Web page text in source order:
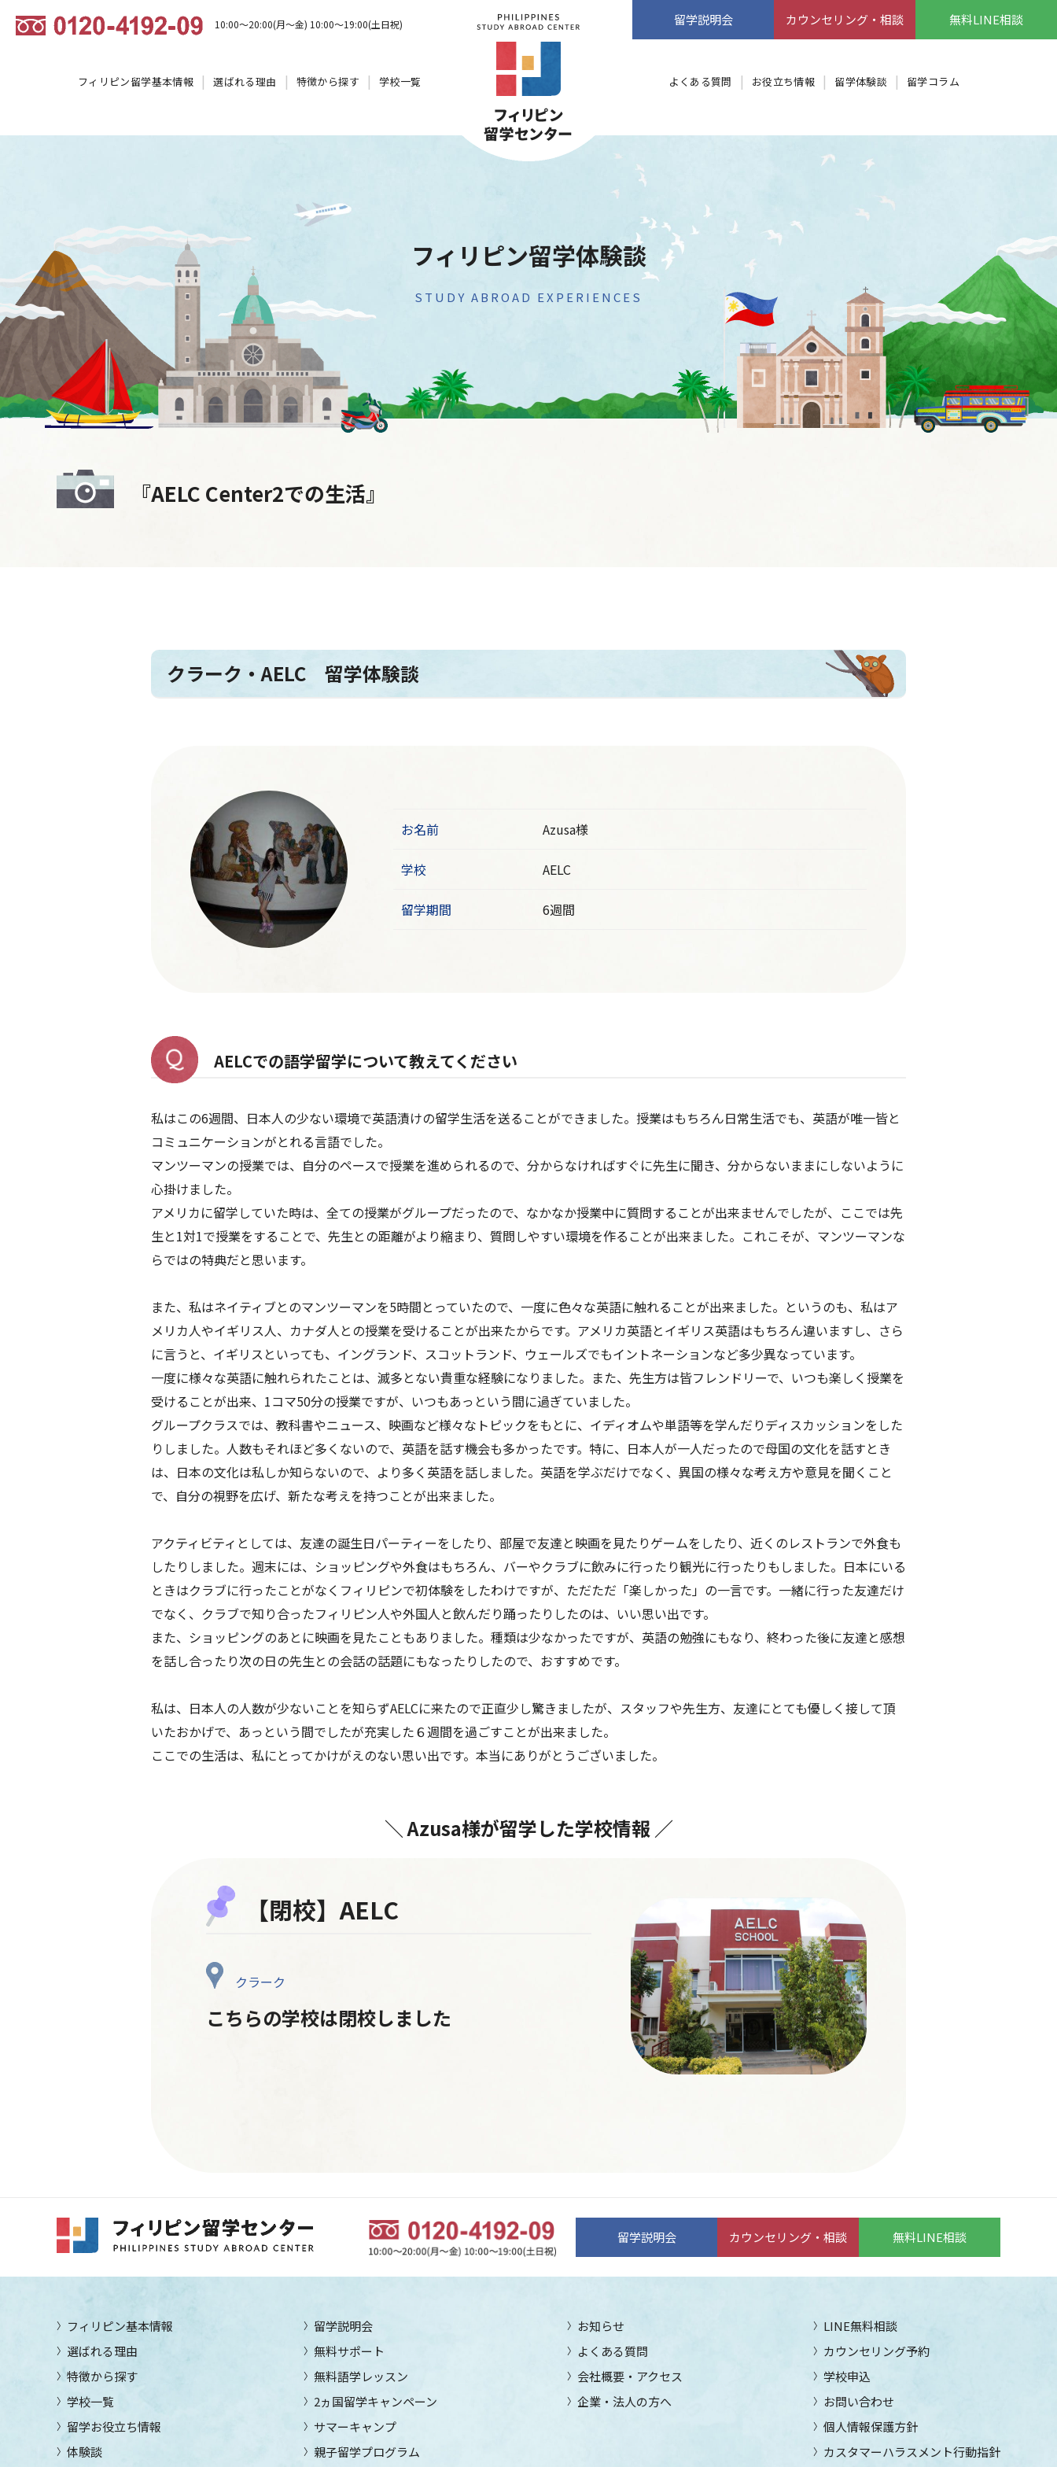
10:00～20:00(月～金) 10:00～19:00(土日祝) 留学説明会 カウンセリング・相談 無料LINE相談
フィリピン留学基本情報 選ばれる理由 特徴から探す 学校一覧 よくある質問 お役立ち情報 留学体験談 留学コラム
フィリピン留学体験談
STUDY ABROAD EXPERIENCES
『AELC Center2での生活』
クラーク・AELC 留学体験談
お名前 Azusa様
学校 AELC
留学期間 6週間
AELCでの語学留学について教えてください
私はこの6週間、日本人の少ない環境で英語漬けの留学生活を送ることができました。授業はもちろん日常生活でも、英語が唯一皆と
コミュニケーションがとれる言語でした。
マンツーマンの授業では、自分のペースで授業を進められるので、分からなければすぐに先生に聞き、分からないままにしないように
心掛けました。
アメリカに留学していた時は、全ての授業がグループだったので、なかなか授業中に質問することが出来ませんでしたが、ここでは先
生と1対1で授業をすることで、先生との距離がより縮まり、質問しやすい環境を作ることが出来ました。これこそが、マンツーマンな
らではの特典だと思います。
また、私はネイティブとのマンツーマンを5時間とっていたので、一度に色々な英語に触れることが出来ました。というのも、私はア
メリカ人やイギリス人、カナダ人との授業を受けることが出来たからです。アメリカ英語とイギリス英語はもちろん違いますし、さら
に言うと、イギリスといっても、イングランド、スコットランド、ウェールズでもイントネーションなど多少異なっています。
一度に様々な英語に触れられたことは、滅多とない貴重な経験になりました。また、先生方は皆フレンドリーで、いつも楽しく授業を
受けることが出来、1コマ50分の授業ですが、いつもあっという間に過ぎていました。
グループクラスでは、教科書やニュース、映画など様々なトピックをもとに、イディオムや単語等を学んだりディスカッションをした
りしました。人数もそれほど多くないので、英語を話す機会も多かったです。特に、日本人が一人だったので母国の文化を話すとき
は、日本の文化は私しか知らないので、より多く英語を話しました。英語を学ぶだけでなく、異国の様々な考え方や意見を聞くこと
で、自分の視野を広げ、新たな考えを持つことが出来ました。
アクティビティとしては、友達の誕生日パーティーをしたり、部屋で友達と映画を見たりゲームをしたり、近くのレストランで外食も
したりしました。週末には、ショッピングや外食はもちろん、バーやクラブに飲みに行ったり観光に行ったりもしました。日本にいる
ときはクラブに行ったことがなくフィリピンで初体験をしたわけですが、ただただ「楽しかった」の一言です。一緒に行った友達だけ
でなく、クラブで知り合ったフィリピン人や外国人と飲んだり踊ったりしたのは、いい思い出です。
また、ショッピングのあとに映画を見たこともありました。種類は少なかったですが、英語の勉強にもなり、終わった後に友達と感想
を話し合ったり次の日の先生との会話の話題にもなったりしたので、おすすめです。
私は、日本人の人数が少ないことを知らずAELCに来たので正直少し驚きましたが、スタッフや先生方、友達にとても優しく接して頂
いたおかげで、あっという間でしたが充実した６週間を過ごすことが出来ました。
ここでの生活は、私にとってかけがえのない思い出です。本当にありがとうございました。
＼ Azusa様が留学した学校情報 ／
【閉校】AELC
クラーク
こちらの学校は閉校しました
留学説明会 カウンセリング・相談 無料LINE相談
フィリピン基本情報
選ばれる理由
特徴から探す
学校一覧
留学お役立ち情報
体験談
留学説明会
無料サポート
無料語学レッスン
2ヵ国留学キャンペーン
サマーキャンプ
親子留学プログラム
お知らせ
よくある質問
会社概要・アクセス
企業・法人の方へ
LINE無料相談
カウンセリング予約
学校申込
お問い合わせ
個人情報保護方針
カスタマーハラスメント行動指針